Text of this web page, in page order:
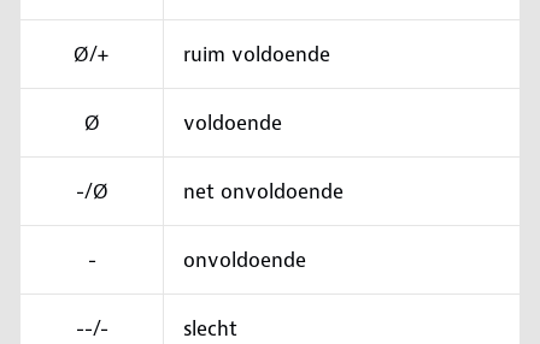
Ø/+ ruim voldoende
Ø voldoende
-/Ø net onvoldoende
- onvoldoende
--/- slecht